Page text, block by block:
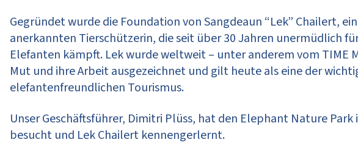
Gegründet wurde die Foundation von Sangdeaun “Lek” Chailert,
anerkannten Tierschützerin, die seit über 30 Jahren unermüdlich
Elefanten kämpft. Lek wurde weltweit – unter anderem vom TIME
Mut und ihre Arbeit ausgezeichnet und gilt heute als eine der
elefantenfreundlichen Tourismus.
Unser Geschäftsführer, Dimitri Plüss, hat den Elephant Nature Park
besucht und Lek Chailert kennengerlernt.